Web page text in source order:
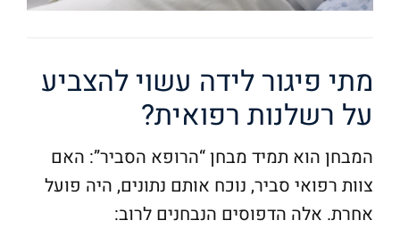
מתי פיגור לידה עשוי להצביע
על רשלנות רפואית?
המבחן הוא תמיד מבחן “הרופא הסביר”: האם
צוות רפואי סביר, נוכח אותם נתונים, היה פועל
אחרת. אלה הדפוסים הנבחנים לרוב: